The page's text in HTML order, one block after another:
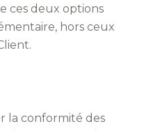
ces deux options
hors ceux
la conformité des